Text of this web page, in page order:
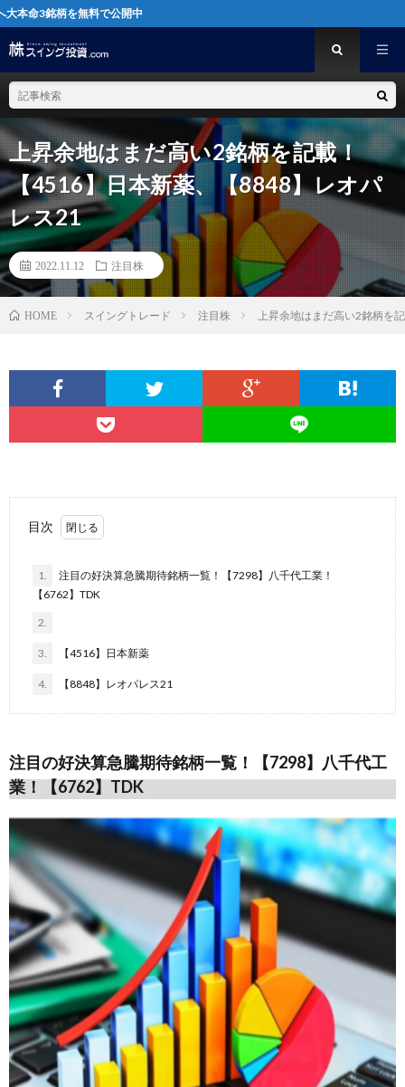
料で公開中
上昇余地はまだ高い2銘柄を記載！
【4516】日本新薬、【8848】レオパ
レス21
2022.11.12 注目株
HOME スイングトレード 注目株 上昇余地はまだ高い2銘柄を
目次
1.
注目の好決算急騰期待銘柄一覧！【7298】八千代工業！
【6762】TDK
2.
3. 【4516】日本新薬
4. 【8848】レオパレス21
注目の好決算急騰期待銘柄一覧！【7298】八千代工
業！【6762】TDK